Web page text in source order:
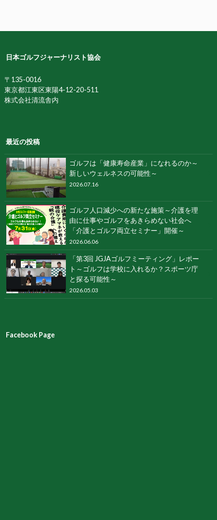
日本ゴルフジャーナリスト協会
〒135-0016
東京都江東区東陽4-12-20-511
株式会社清流舎内
最近の投稿
ゴルフは「健康寿命産業」になれるのか～
新しいウェルネスの可能性～
2026.07.16
ゴルフ人口減少への新たな施策～介護を理
由に仕事やゴルフをあきらめない社会へ
「介護とゴルフ両立セミナー」開催～
2026.06.06
「第3回 JGJAゴルフミーティング」レポー
ト～ゴルフは学校に入れるか？スポーツ庁
と探る可能性～
2026.05.03
Facebook Page